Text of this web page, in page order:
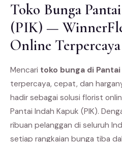
Toko Bunga
(PIK) —
Online Terpercaya
Mencari toko bunga di Pantai
terpercaya, cepat, dan
hadir sebagai solusi florist
Pantai Indah Kapuk (PIK).
ribuan pelanggan di seluruh
setiap rangkaian bunga tiba